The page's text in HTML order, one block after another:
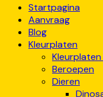
Startpagina
Aanvraag
Blog
Kleurplaten
Beroepen
Dieren